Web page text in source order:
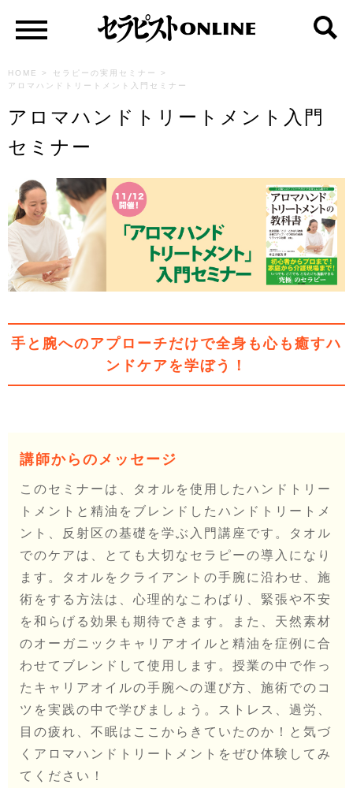
HOME > セラピーの実用セミナー
>
アロマハンドトリートメント入門セミナー
アロマハンドトリートメント入門
セミナー
手と腕へのアプローチだけで全身も心も癒すハ
ンドケアを学ぼう！
講師からのメッセージ
このセミナーは、タオルを使用したハンドトリー
トメントと精油をブレンドしたハンドトリートメ
ント、反射区の基礎を学ぶ入門講座です。タオル
でのケアは、とても大切なセラピーの導入になり
ます。タオルをクライアントの手腕に沿わせ、施
術をする方法は、心理的なこわばり、緊張や不安
を和らげる効果も期待できます。また、天然素材
のオーガニックキャリアオイルと精油を症例に合
わせてブレンドして使用します。授業の中で作っ
たキャリアオイルの手腕への運び方、施術でのコ
ツを実践の中で学びましょう。ストレス、過労、
目の疲れ、不眠はここからきていたのか！と気づ
くアロマハンドトリートメントをぜひ体験してみ
てください！